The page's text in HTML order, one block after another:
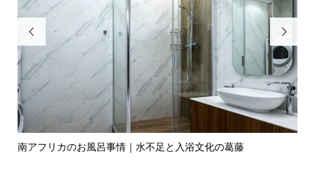

南アフリカのお風呂事情｜水不足と入浴文化の葛藤
